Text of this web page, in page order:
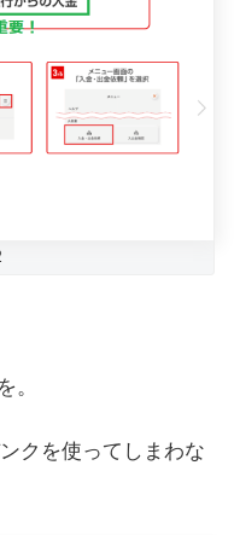
。
クを使ってしまわな